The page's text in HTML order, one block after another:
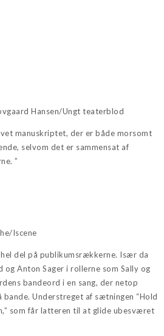
Hansen/Ungt teaterblod
manuskriptet, der er både morsomt
selvom det er sammensat af
”
Iscene
del på publikumsrækkerne. Især da
og Anton Sager i rollerne som Sally og
bandeord i en sang, der netop
bande. Understreget af sætningen “Hold
som får latteren til at glide ubesværet